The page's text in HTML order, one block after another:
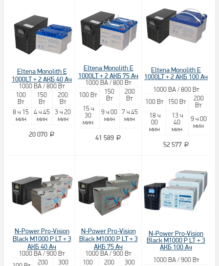
Eltena Monolith E
1000LT + 2 АКБ 40 Ач
1000 ВА / 800 Вт
100
Вт
150
Вт
200
Вт
8 ч 15
мин
4 ч 45
мин
3 ч 20
мин
20 070 a
Eltena Monolith E
1000LT + 2 АКБ 75 Ач
1000 ВА / 800 Вт
100 Вт
150
Вт
200
Вт
15 ч
30
мин
9 ч 00
мин
7 ч 45
мин
41 589 a
Eltena Monolith E
1000LT + 2 АКБ 100 Ач
1000 ВА / 800 Вт
100 Вт
150 Вт
200
Вт
18 ч
00
мин
13 ч
40
мин
9 ч 00
мин
52 577 a
N-Power Pro-Vision
Black M1000 P LT + 3
АКБ 40 Ач
1000 ВА / 900 Вт
200
300
N-Power Pro-Vision
Black M1000 P LT + 3
АКБ 75 Ач
1000 ВА / 900 Вт
100
200
300
N-Power Pro-Vision
Black M1000 P LT + 3
АКБ 100 Ач
1000 ВА / 900 Вт